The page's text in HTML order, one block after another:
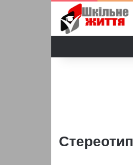
Стереотип